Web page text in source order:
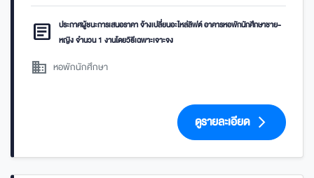
article
ประกาศผู้ชนะการเสนอราคา จ้างเปลี่ยนอะไหล่ลิฟต์ อาคารหอพักนักศึกษาชาย-
หญิง จำนวน 1 งานโดยวิธีเฉพาะเจาะจง
domain หอพักนักศึกษา
ดูรายละเอียด arrow_forward_ios